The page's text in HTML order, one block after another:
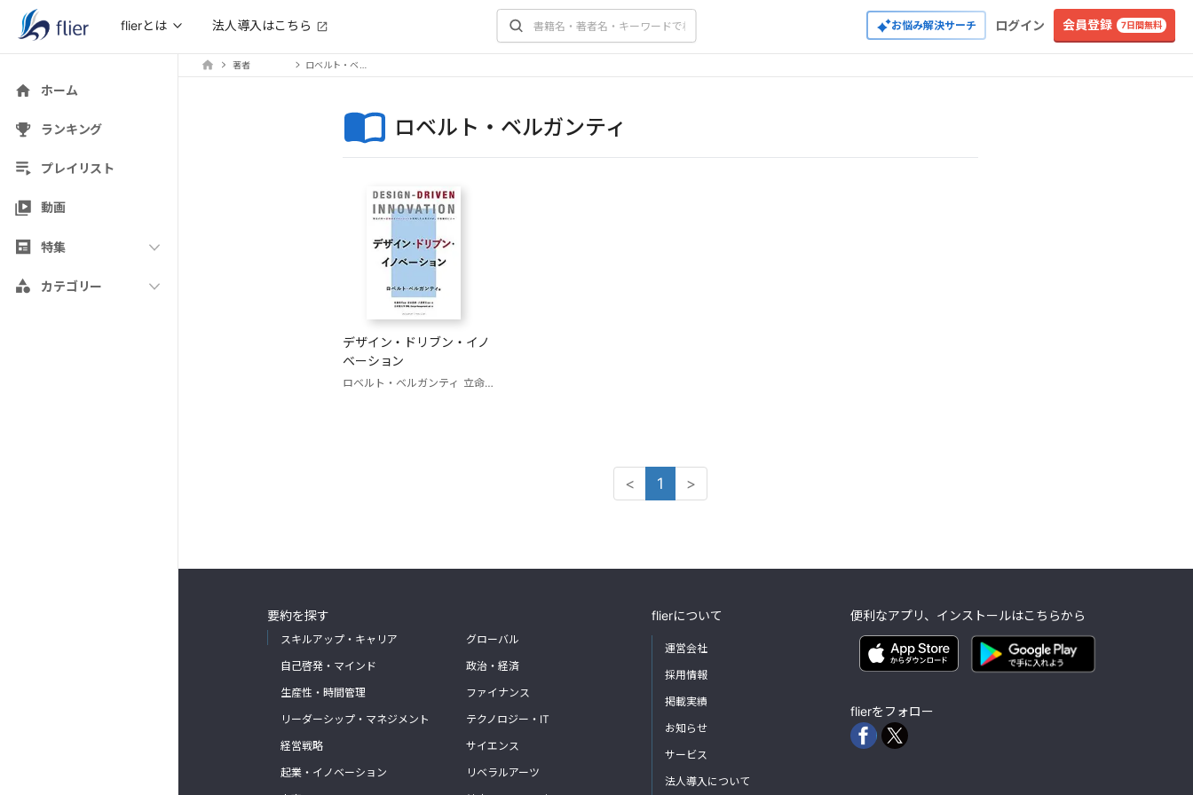
flierとは 法人導入はこちら お悩み解決サーチ ログイン 会員登録 7日間無料
ホーム
ランキング
プレイリスト
動画
特集
カテゴリー
著者
ロベルト・ベルガンティ
デザイン・ドリブン・イノ
ベーション
ロベルト・ベルガンティ 立命館大学DML(訳)
< 1 >
要約を探す
スキルアップ・キャリア
自己啓発・マインド
生産性・時間管理
リーダーシップ・マネジメント
経営戦略
起業・イノベーション
グローバル
政治・経済
ファイナンス
テクノロジー・IT
サイエンス
リベラルアーツ
flierについて
運営会社
採用情報
掲載実績
お知らせ
サービス
法人導入について
便利なアプリ、インストールはこちらから
flierをフォロー